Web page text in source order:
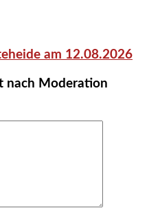
am 12.08.2026
nach Moderation